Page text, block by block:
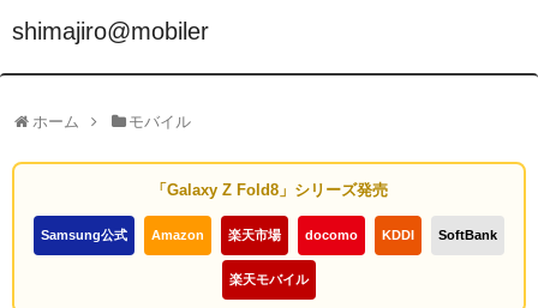
shimajiro@mobiler
ホーム モバイル
「Galaxy Z Fold8」シリーズ発売
Samsung公式 Amazon 楽天市場 docomo KDDI SoftBank
楽天モバイル